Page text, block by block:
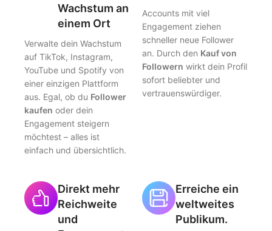
Wachstum an
einem Ort
Verwalte dein Wachstum
auf TikTok, Instagram,
YouTube und Spotify von
einer einzigen Plattform
aus. Egal, ob du Follower
kaufen oder dein
Engagement steigern
möchtest – alles ist
einfach und übersichtlich.
Accounts mit viel
Engagement ziehen
schneller neue Follower
an. Durch den Kauf von
Followern wirkt dein Profil
sofort beliebter und
vertrauenswürdiger.
Direkt mehr
Reichweite
und
Erreiche ein
weltweites
Publikum.